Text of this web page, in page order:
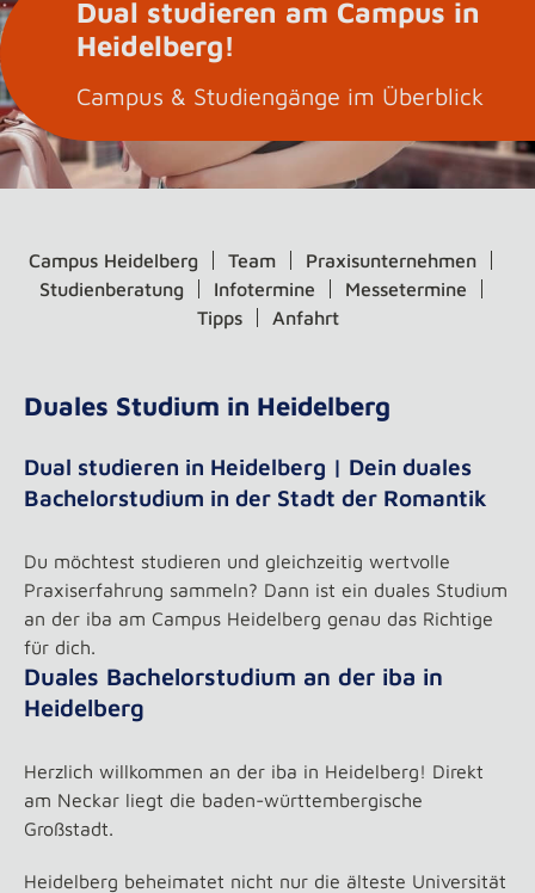
Dual studieren am Campus in
Heidelberg!
Campus & Studiengänge im Überblick
Campus Heidelberg Team
Praxisunternehmen
Studienberatung
Infotermine
Messetermine
Tipps
Anfahrt
Duales Studium in Heidelberg
Dual studieren in Heidelberg | Dein duales
Bachelorstudium in der Stadt der Romantik
Du möchtest studieren und gleichzeitig wertvolle
Praxiserfahrung sammeln? Dann ist ein duales Studium
an der iba am Campus Heidelberg genau das Richtige
für dich.
Duales Bachelorstudium an der iba in
Heidelberg
Herzlich willkommen an der iba in Heidelberg! Direkt
am Neckar liegt die baden-württembergische
Großstadt.
Heidelberg beheimatet nicht nur die älteste Universität